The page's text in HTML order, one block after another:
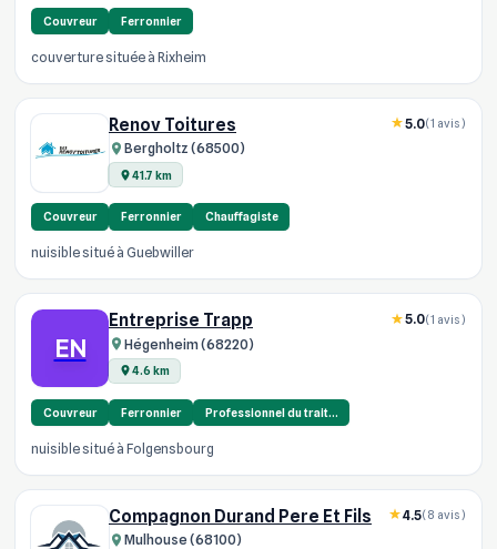
Couvreur Ferronnier
couverture située à Rixheim
Renov Toitures
Bergholtz (68500)
41.7 km
5.0(1 avis)
Couvreur Ferronnier Chauffagiste
nuisible situé à Guebwiller
EN
Entreprise Trapp
Hégenheim (68220)
4.6 km
5.0(1 avis)
Couvreur Ferronnier Professionnel du trait…
nuisible situé à Folgensbourg
Compagnon Durand Pere Et Fils
Mulhouse (68100)
4.5(8 avis)